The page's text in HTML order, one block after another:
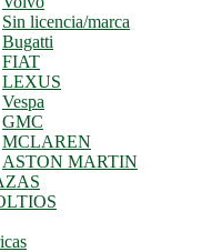
Sin licencia/marca
Bugatti
FIAT
LEXUS
Vespa
GMC
MCLAREN
ASTON MARTIN